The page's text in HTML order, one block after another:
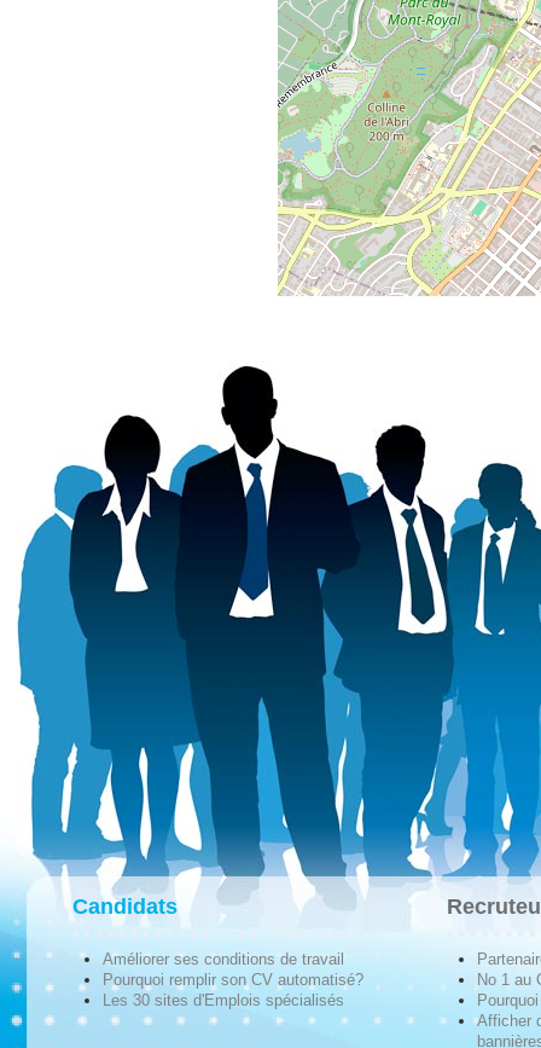
Candidats
Améliorer ses conditions de travail
Pourquoi remplir son CV automatisé?
Les 30 sites d'Emplois spécialisés
No 1 au
Afficher